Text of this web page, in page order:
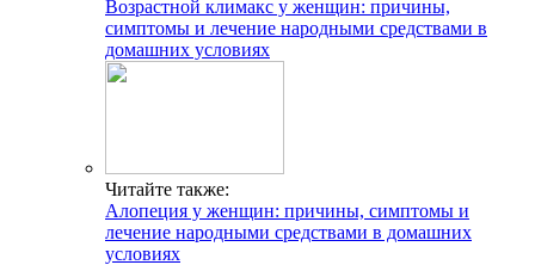
Возрастной климакс у женщин: причины,
симптомы и лечение народными средствами в
домашних условиях
Читайте также:
Алопеция у женщин: причины, симптомы и
лечение народными средствами в домашних
условиях